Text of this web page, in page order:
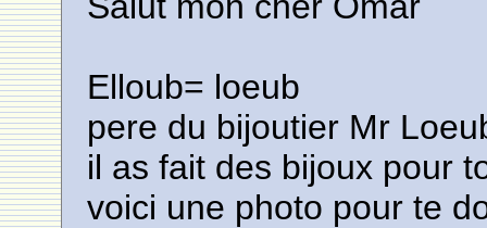
Elloub= loeub
pere du bijoutier Mr
il as fait des bijoux pour
voici une photo pour te